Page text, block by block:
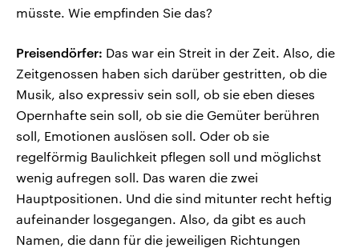
müsste. Wie empfinden Sie das?
Preisendörfer: Das war ein Streit in der Zeit. Also, die
Zeitgenossen haben sich darüber gestritten, ob die
Musik, also expressiv sein soll, ob sie eben dieses
Opernhafte sein soll, ob sie die Gemüter berühren
soll, Emotionen auslösen soll. Oder ob sie
regelförmig Baulichkeit pflegen soll und möglichst
wenig aufregen soll. Das waren die zwei
Hauptpositionen. Und die sind mitunter recht heftig
aufeinander losgegangen. Also, da gibt es auch
Namen, die dann für die jeweiligen Richtungen